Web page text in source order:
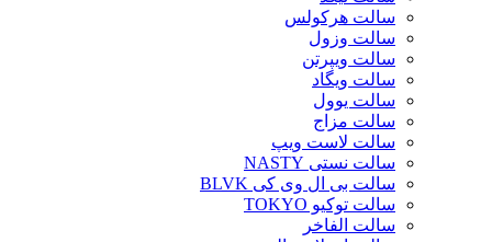
سالت هرکولس
سالت وزول
سالت ویپرتن
سالت ویگاد
سالت یوول
سالت مزاج
سالت لاست ویپ
سالت نستی NASTY
سالت بی ال وی کی BLVK
سالت توکیو TOKYO
سالت الفاخر